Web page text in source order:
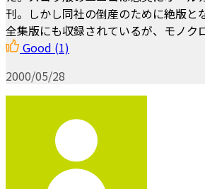
刊。しかし同社の倒産のために絶版と
全集版にも収録されているが、モノク
Good (1)
2000/05/28